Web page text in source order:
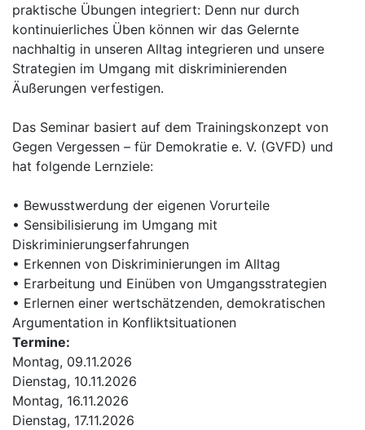
praktische Übungen integriert: Denn nur durch
kontinuierliches Üben können wir das Gelernte
nachhaltig in unseren Alltag integrieren und unsere
Strategien im Umgang mit diskriminierenden
Äußerungen verfestigen.
Das Seminar basiert auf dem Trainingskonzept von
Gegen Vergessen – für Demokratie e. V. (GVFD) und
hat folgende Lernziele:
• Bewusstwerdung der eigenen Vorurteile
• Sensibilisierung im Umgang mit
Diskriminierungserfahrungen
• Erkennen von Diskriminierungen im Alltag
• Erarbeitung und Einüben von Umgangsstrategien
• Erlernen einer wertschätzenden, demokratischen
Argumentation in Konfliktsituationen
Termine:
Montag, 09.11.2026
Dienstag, 10.11.2026
Montag, 16.11.2026
Dienstag, 17.11.2026